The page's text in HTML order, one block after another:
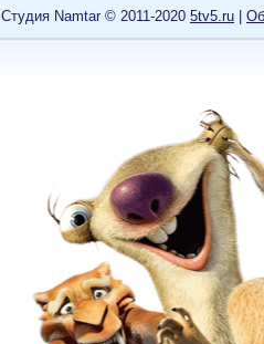
Cтудия Namtar © 2011-2020 5tv5.ru